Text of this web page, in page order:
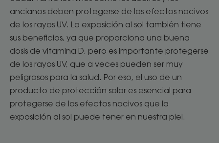
ancianos deben protegerse de los efectos nocivos
de los rayos UV. La exposición al sol también tiene
sus beneficios, ya que proporciona una buena
dosis de vitamina D, pero es importante protegerse
de los rayos UV, que a veces pueden ser muy
peligrosos para la salud. Por eso, el uso de un
producto de protección solar es esencial para
protegerse de los efectos nocivos que la
exposición al sol puede tener en nuestra piel.